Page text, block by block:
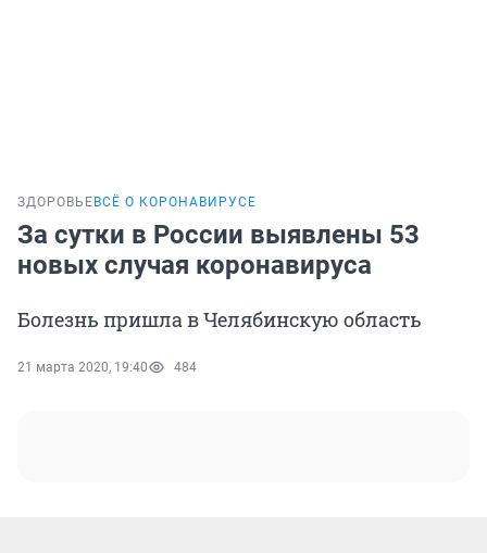
ЗДОРОВЬЕ ВСЁ О КОРОНАВИРУСЕ
За сутки в России выявлены 53
новых случая коронавируса
Болезнь пришла в Челябинскую область
21 марта 2020, 19:40 484